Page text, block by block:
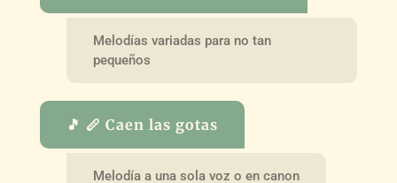
Melodías variadas para no tan
pequeños
🎵 🪈 Caen las gotas
Melodía a una sola voz o en canon